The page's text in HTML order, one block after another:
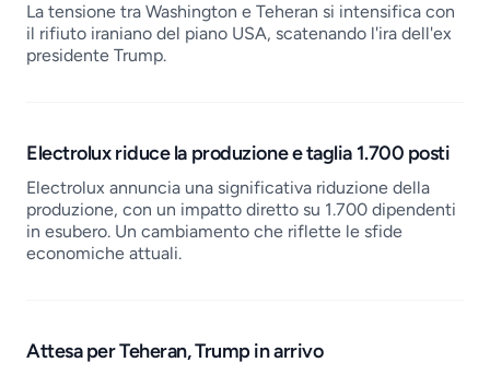
La tensione tra Washington e Teheran si intensifica con
il rifiuto iraniano del piano USA, scatenando l'ira dell'ex
presidente Trump.
Electrolux riduce la produzione e taglia 1.700 posti
Electrolux annuncia una significativa riduzione della
produzione, con un impatto diretto su 1.700 dipendenti
in esubero. Un cambiamento che riflette le sfide
economiche attuali.
Attesa per Teheran, Trump in arrivo